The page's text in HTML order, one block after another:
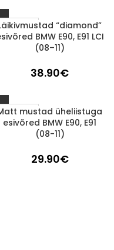
1-3 d.d.
“diamond”
BMW E90, E91 LCI
(08–11)
38.90€
1-3 d.d.mustad üheliistuga
esivõred BMW E90, E91
(08-11)
29.90€